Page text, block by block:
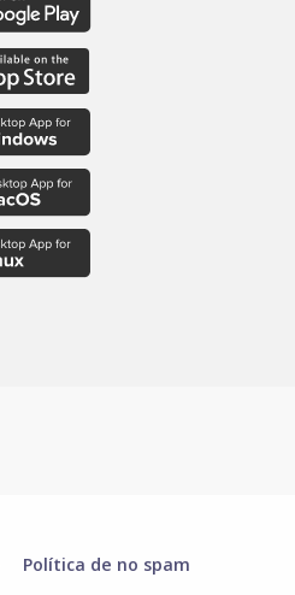
Política de no spam